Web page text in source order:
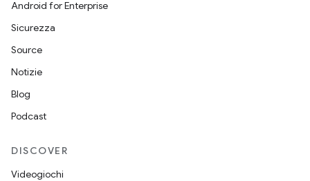
Android for Enterprise
Sicurezza
Source
Notizie
Blog
Podcast
DISCOVER
Videogiochi